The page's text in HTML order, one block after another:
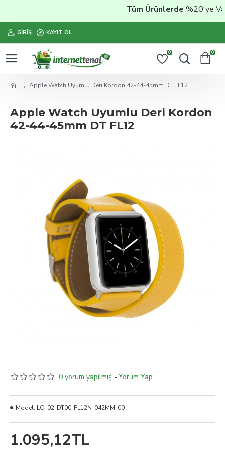
Tüm Ürünlerde%20'ye
GIRIŞ KAYIT OL
0 0
Apple Watch Uyumlu Deri Kordon 42-44-45mm DT FL12
Apple Watch Uyumlu Deri Kordon
42-44-45mm DT FL12
0 yorum yapılmış. -Yorum Yap
1.095,12TL
Model: LO-02-DT00-FL12N-042MM-00